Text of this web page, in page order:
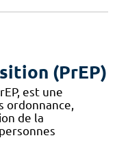
(PrEP)
est une
ordonnance,
de la